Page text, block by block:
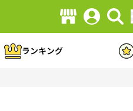
ランキング